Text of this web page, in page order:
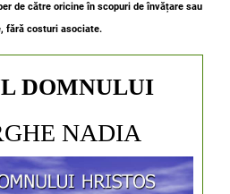
de către oricineîn scopuri de învățare sau
fără costuri asociate.
DOMNULUI
NADIA